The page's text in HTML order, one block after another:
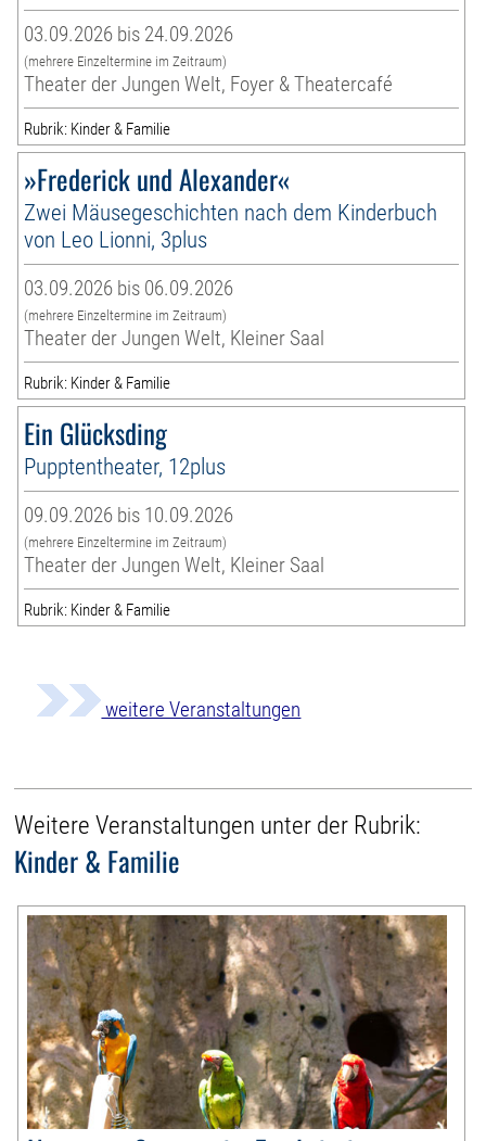
03.09.2026 bis 24.09.2026
(mehrere Einzeltermine im Zeitraum)
Theater der Jungen Welt, Foyer & Theatercafé
Rubrik: Kinder & Familie
»Frederick und Alexander«
Zwei Mäusegeschichten nach dem Kinderbuch
von Leo Lionni, 3plus
03.09.2026 bis 06.09.2026
(mehrere Einzeltermine im Zeitraum)
Theater der Jungen Welt, Kleiner Saal
Rubrik: Kinder & Familie
Ein Glücksding
Pupptentheater, 12plus
09.09.2026 bis 10.09.2026
(mehrere Einzeltermine im Zeitraum)
Theater der Jungen Welt, Kleiner Saal
Rubrik: Kinder & Familie
weitere Veranstaltungen
Weitere Veranstaltungen unter der Rubrik:
Kinder & Familie